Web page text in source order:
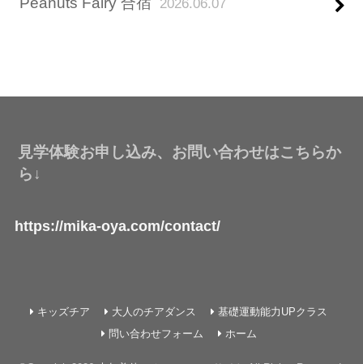
2026.06.07
見学体験お申し込み、お問い合わせはこちらか
ら↓
https://mika-oya.com/contact/
キッズチア 大人のチアダンス
基礎運動能力UPクラス
問い合わせフォーム
ホーム